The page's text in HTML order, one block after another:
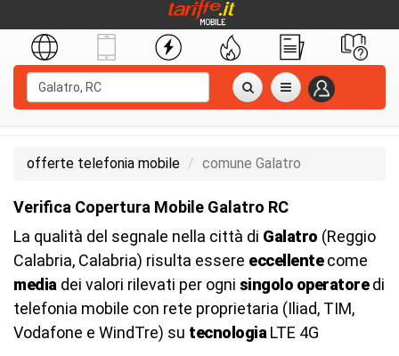
offerte telefonia mobile comune Galatro
Verifica Copertura Mobile Galatro RC
La qualità del segnale nella città di Galatro (Reggio
Calabria, Calabria) risulta essere eccellentecome
media dei valori rilevati per ogni singolo operatoredi
telefonia mobile con rete proprietaria (Iliad, TIM,
Vodafone e WindTre) su tecnologia LTE 4G